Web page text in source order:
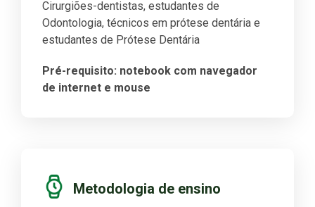
Cirurgiões-dentistas, estudantes de
Odontologia, técnicos em prótese dentária e
estudantes de Prótese Dentária
Pré-requisito: notebook com navegador
de internet e mouse
Metodologia de ensino